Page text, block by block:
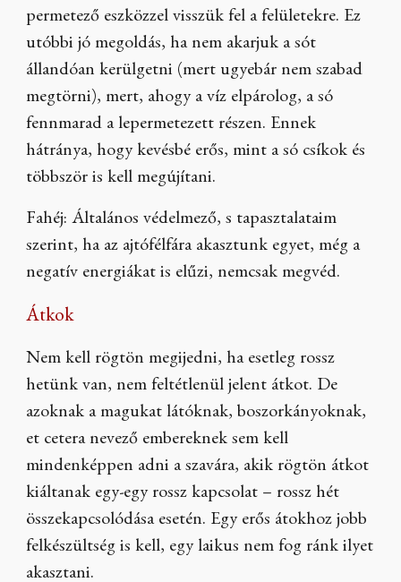
permetező eszközzel visszük fel a felületekre. Ez
utóbbi jó megoldás, ha nem akarjuk a sót
állandóan kerülgetni (mert ugyebár nem szabad
megtörni), mert, ahogy a víz elpárolog, a só
fennmarad a lepermetezett részen. Ennek
hátránya, hogy kevésbé erős, mint a só csíkok és
többször is kell megújítani.
Fahéj: Általános védelmező, s tapasztalataim
szerint, ha az ajtófélfára akasztunk egyet, még a
negatív energiákat is elűzi, nemcsak megvéd.
Átkok
Nem kell rögtön megijedni, ha esetleg rossz
hetünk van, nem feltétlenül jelent átkot. De
azoknak a magukat látóknak, boszorkányoknak,
et cetera nevező embereknek sem kell
mindenképpen adni a szavára, akik rögtön átkot
kiáltanak egy-egy rossz kapcsolat – rossz hét
összekapcsolódása esetén. Egy erős átokhoz jobb
felkészültség is kell, egy laikus nem fog ránk ilyet
akasztani.